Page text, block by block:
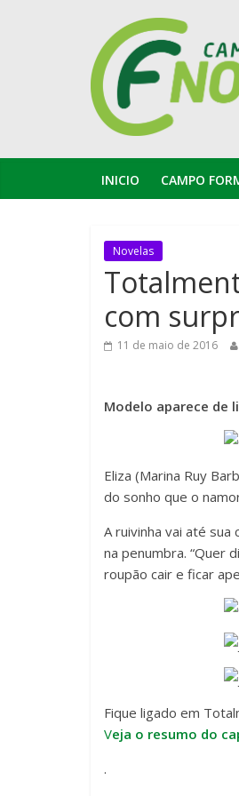
INICIO CAMPO
Novelas
com
11 de maio de 2016
Modelo aparece de
Eliza (Marina Ruy
do sonho que o
A ruivinha vai até sua
na penumbra. “Quer
roupão cair e ficar
Fique ligado em
Veja o resumo do
.